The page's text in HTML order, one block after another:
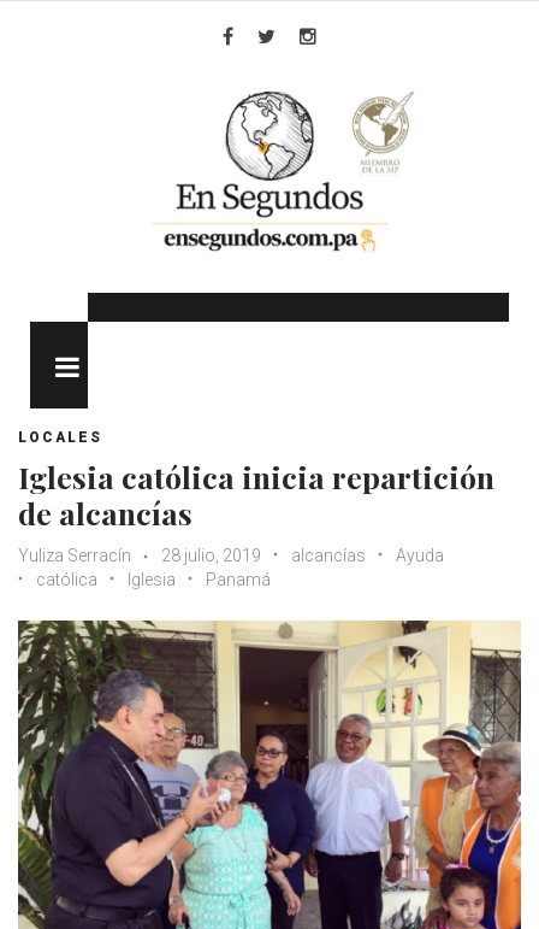
LOCALES
Iglesia católica inicia repartición
de alcancías
Yuliza Serracín 28 julio, 2019 alcancías
Ayuda
católica
Iglesia Panamá